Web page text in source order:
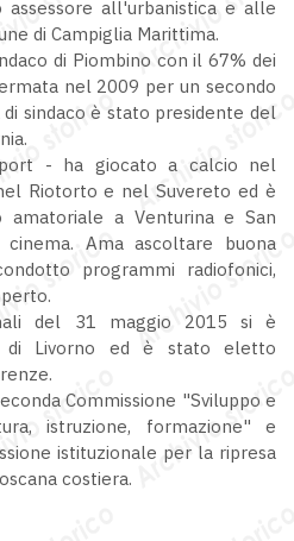
all'urbanistica e alle
di Campiglia Marittima.
di Piombino con il 67% dei
nel 2009 per un secondo
sindaco è stato presidente del
- ha giocato a calcio nel
Riotorto e nel Suvereto ed è
a Venturina e San
Ama ascoltare buona
programmi radiofonici,
del 31 maggio 2015 si è
di Livorno ed è stato eletto
Commissione "Sviluppo e
istruzione, formazione" e
istituzionale per la ripresa
costiera.